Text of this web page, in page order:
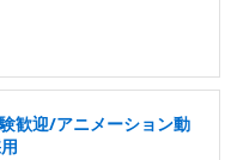
歓迎/アニメーション動